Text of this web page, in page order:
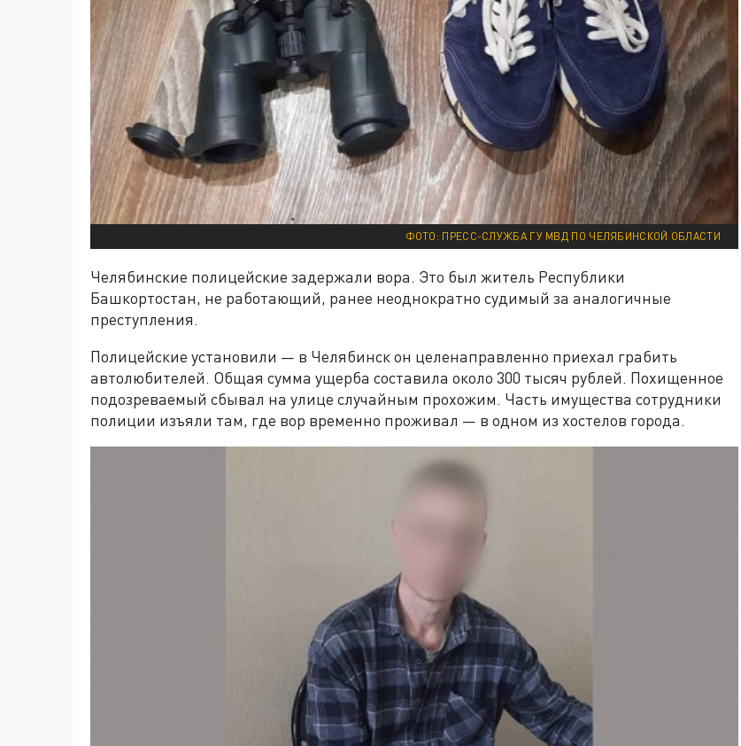
ФОТО: ПРЕСС-СЛУЖБА ГУ МВД ПО ЧЕЛЯБИНСКОЙ ОБЛАСТИ
Челябинские полицейские задержали вора. Это был житель Республики
Башкортостан, не работающий, ранее неоднократно судимый за аналогичные
преступления.
Полицейские установили — в Челябинск он целенаправленно приехал грабить
автолюбителей. Общая сумма ущерба составила около 300 тысяч рублей. Похищенное
подозреваемый сбывал на улице случайным прохожим. Часть имущества сотрудники
полиции изъяли там, где вор временно проживал — в одном из хостелов города.